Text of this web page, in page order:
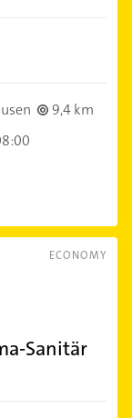
9,4 km
ECONOMY
Sanitär